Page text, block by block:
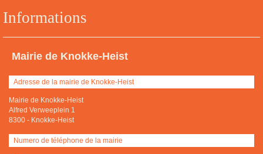
Informations
Mairie de Knokke-Heist
Adresse de la mairie de Knokke-Heist
Mairie de Knokke-Heist
Alfred Verweeplein 1
8300 - Knokke-Heist
Numero de téléphone de la mairie